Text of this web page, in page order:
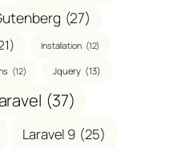
(27)
Installation (12)
(12) Jquery (13)
(37)
Laravel 9 (25)